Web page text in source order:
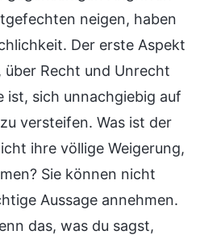
neigen, haben
Der erste Aspekt
über Recht und Unrecht
ist, sich unnachgiebig auf
versteifen. Was ist der
ihre völlige Weigerung,
Sie können nicht
Aussage annehmen.
das, was du sagst,